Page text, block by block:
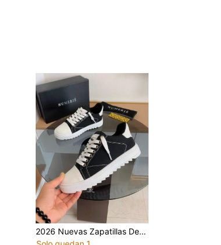
2026 Nuevas Zapatillas Deportivas Casuales de Moda Numeris Originales de Caña Baja, Zapatos Deportivos Retro, Marca de Lujo, Zapatos Formales, Zapatos Elevadores, Regalo, Tallas Grandes, Zapatos para Parejas, Incluye Caja